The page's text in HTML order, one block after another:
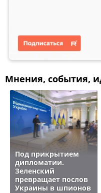
Мнения, события,
Под прикрытием
дипломатии.
Зеленский
превращает послов
Украины в шпионов